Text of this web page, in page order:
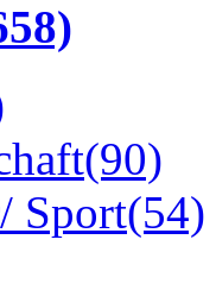
(90)
Sport(54)